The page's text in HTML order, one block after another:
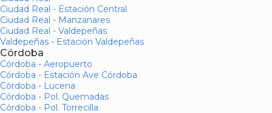
Ciudad Real - Estación Central
Ciudad Real - Manzanares
Ciudad Real - Valdepeñas
Valdepeñas - Estación Valdepeñas
Córdoba
Córdoba - Aeropuerto
Córdoba - Estación Ave Córdoba
Córdoba - Lucena
Córdoba - Pol. Quemadas
Córdoba - Pol. Torrecilla